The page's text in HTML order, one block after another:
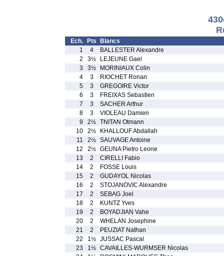
Ech. Pts
Blancs
1
4
BALLESTER Alexandre
2
3½
LEJEUNE Gael
3
3½
MORINIAUX Colin
4
3
RIOCHET Ronan
5
3
GREGOIRE Victor
6
3
FREIXAS Sebastien
7
3
SACHER Arthur
8
3
VIOLEAU Damien
9
2½
TNITAN Otmann
10
2½
KHALLOUF Abdallah
11
2½
SAUVAGE Antoine
12
2½
GEUNA Pietro Leone
13
2
CIRELLI Fabio
14
2
FOSSE Louis
15
2
GUDAYOL Nicolas
16
2
STOJANOVIC Alexandre
17
2
SEBAG Joel
18
2
KUNTZ Yves
19
2
BOYADJIAN Vahe
20
2
WHELAN Josephine
21
2
PEUZIAT Nathan
22
1½
JUSSAC Pascal
23
1½
CAVAILLES-WURMSER Nicolas